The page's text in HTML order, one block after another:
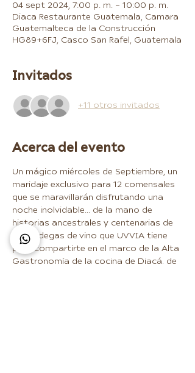
04 sept 2024, 7:00 p. m. – 10:00 p. m.
Diaca Restaurante Guatemala, Camara
Guatemalteca de la Construcción
HG89+6FJ, Casco San Rafel, Guatemala
Invitados
+11 otros invitados
Acerca del evento
Un mágico miércoles de Septiembre, un
maridaje exclusivo para 12 comensales
que se maravillarán disfrutando una
noche inolvidable... de la mano de
historias ancestrales y centenarias de
las bodegas de vino que UVVIA tiene
para compartirte en el marco de la Alta
Gastronomía de la cocina de Diacá, de